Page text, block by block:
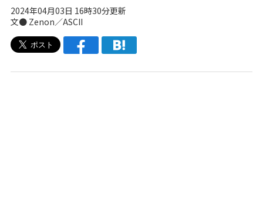
2024年04月03日 16時30分更新
文● Zenon／ASCII